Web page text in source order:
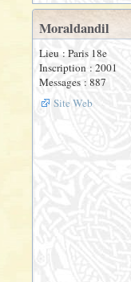
Moraldandil
Lieu : Paris 18e
Inscription : 2001
Messages : 887
Site Web